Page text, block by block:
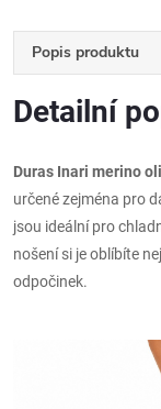
Popis produktu
Detailní
Duras Inari merino
určené zejména pro
jsou ideální pro
nošení si je oblíbíte
odpočinek.